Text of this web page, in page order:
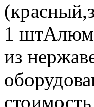
1
из